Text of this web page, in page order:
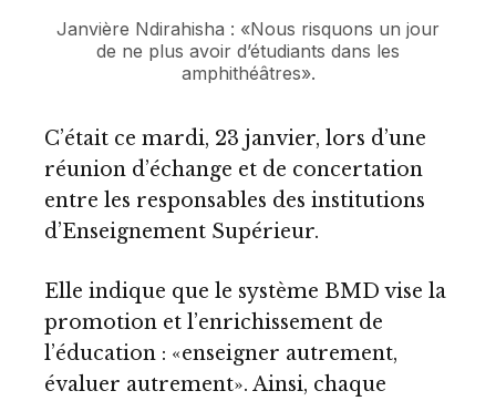
Janvière Ndirahisha : «Nous risquons un jour
de ne plus avoir d’étudiants dans les
amphithéâtres».
C’était ce mardi, 23 janvier, lors d’une
réunion d’échange et de concertation
entre les responsables des institutions
d’Enseignement Supérieur.
Elle indique que le système BMD vise la
promotion et l’enrichissement de
l’éducation : «enseigner autrement,
évaluer autrement». Ainsi, chaque